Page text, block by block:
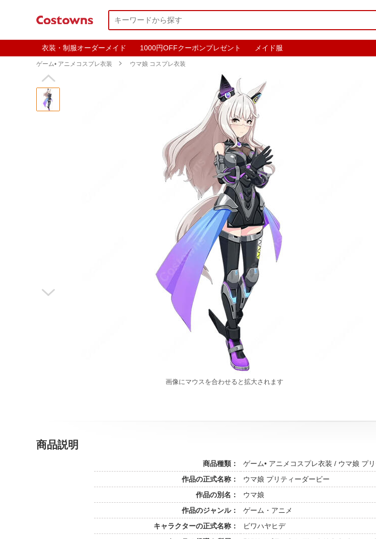
衣装・制服オーダーメイド 1000円OFFクーポンプレゼント メイド服
ゲーム• アニメコスプレ衣装  ウマ娘 コスプレ衣装


画像にマウスを合わせると拡大されます
商品説明
商品種類：
ゲーム• アニメコスプレ衣装 / ウマ娘 プ
作品の正式名称：
ウマ娘 プリティーダービー
作品の別名：
ウマ娘
作品のジャンル：
ゲーム・アニメ
キャラクターの正式名称：
ビワハヤヒデ